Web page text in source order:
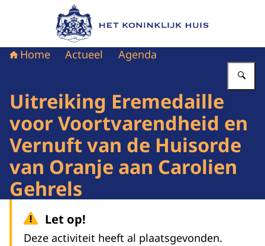
Naar de homepage van Het Koninklijk Huis
Home Actueel Agenda
Uitreiking Eremedaille
voor Voortvarendheid en
Vernuft van de Huisorde
van Oranje aan Carolien
Gehrels
Let op!
Deze activiteit heeft al plaatsgevonden.